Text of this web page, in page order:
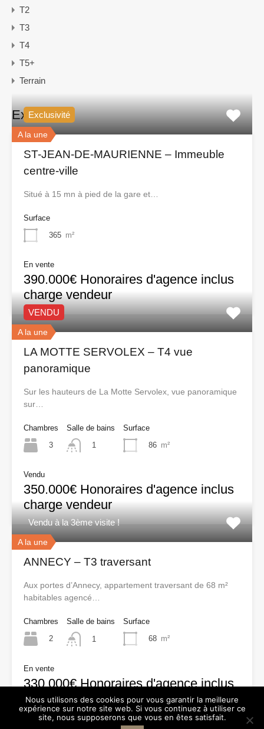
T2
T3
T4
T5+
Terrain
Exclusivité
A la une
Exclusivité
ST-JEAN-DE-MAURIENNE – Immeuble
centre-ville
Situé à 15 mn à pied de la gare et…
Surface
365 m²
En vente
390.000€ Honoraires d'agence inclus
charge vendeur
A la une
VENDU
LA MOTTE SERVOLEX – T4 vue
panoramique
Sur les hauteurs de La Motte Servolex, vue panoramique
sur…
Chambres
3
Salle de bains
1
Surface
86 m²
Vendu
350.000€ Honoraires d'agence inclus
charge vendeur
A la une
Vendu à la 3ème visite !
ANNECY – T3 traversant
Aux portes d’Annecy, appartement traversant de 68 m²
habitables agencé…
Chambres
2
Salle de bains
1
Surface
68 m²
En vente
330.000€ Honoraires d'agence inclus
charge vendeur
Nous utilisons des cookies pour vous garantir la meilleure
expérience sur notre site web. Si vous continuez à utiliser ce
site, nous supposerons que vous en êtes satisfait.